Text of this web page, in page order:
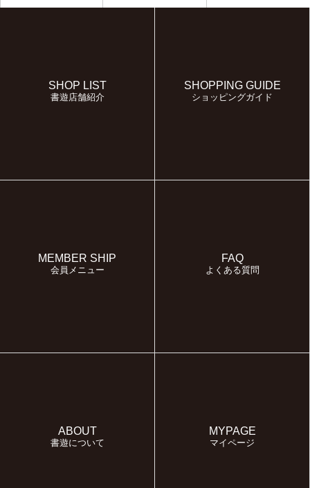
SHOP LIST
書遊店舗紹介
SHOPPING GUIDE
ショッピングガイド
MEMBER SHIP
会員メニュー
FAQ
よくある質問
ABOUT
書遊について
MYPAGE
マイページ